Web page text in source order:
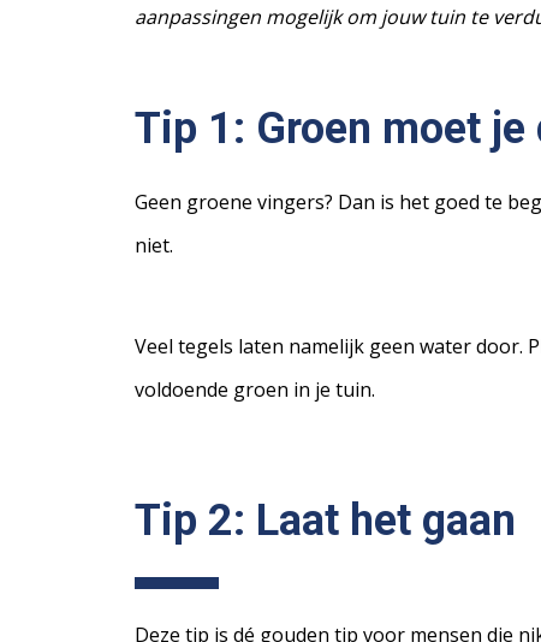
aanpassingen mogelijk om jouw tuin te
Tip 1: Groen moet je
Geen groene vingers? Dan is het goed te
niet.
Veel tegels laten namelijk geen water door.
voldoende groen in je tuin.
Tip 2: Laat het gaan
Deze tip is dé gouden tip voor mensen die